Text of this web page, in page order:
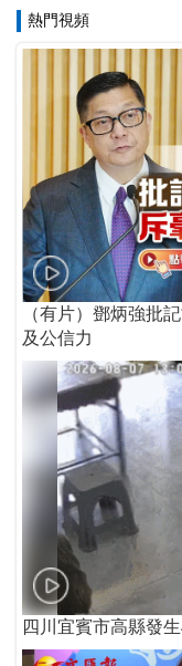
熱門視頻
（有片）鄧炳強批
及公信力
四川宜賓市高縣發